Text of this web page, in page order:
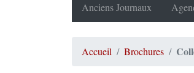
Anciens Journaux
Accueil Brochures